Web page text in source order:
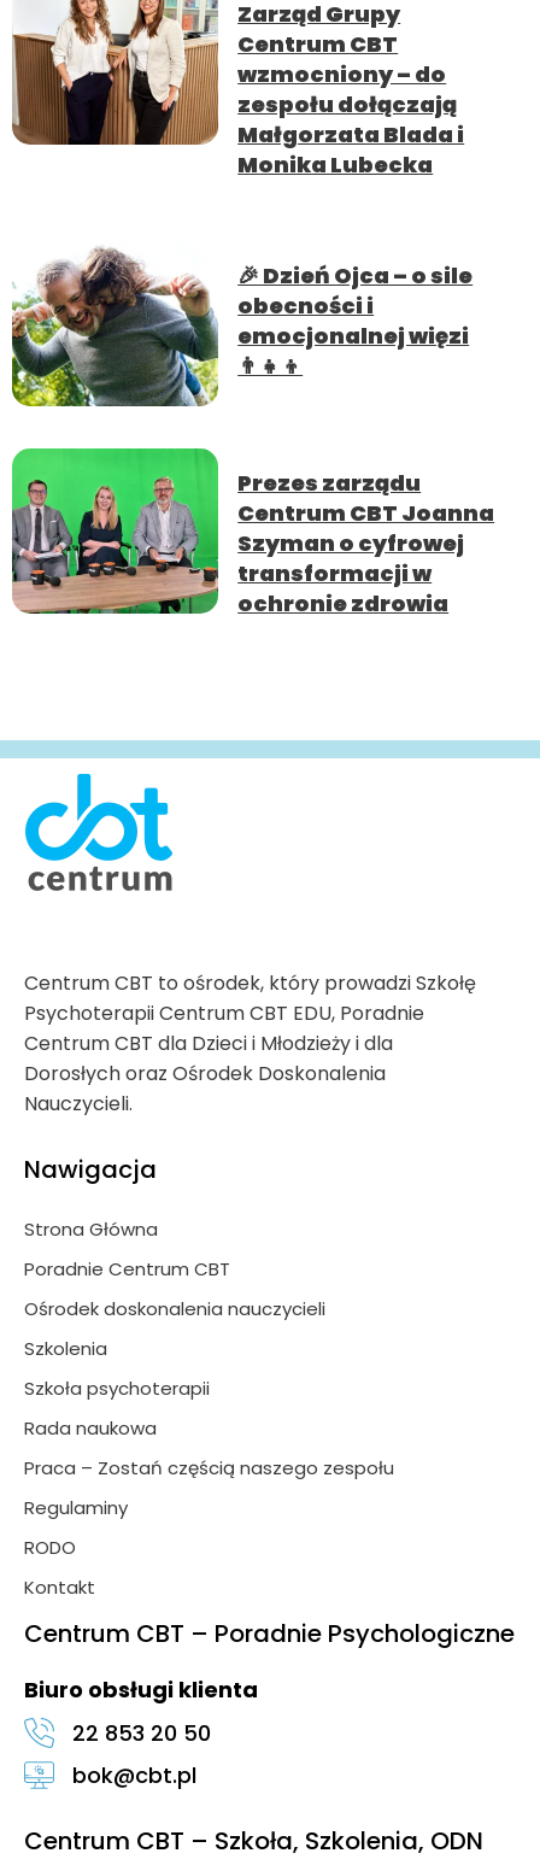
Zarząd Grupy
Centrum CBT
wzmocniony – do
zespołu dołączają
Małgorzata Blada i
Monika Lubecka
🎉 Dzień Ojca – o sile
obecności i
emocjonalnej więzi
👨‍👧‍👦
Prezes zarządu
Centrum CBT Joanna
Szyman o cyfrowej
transformacji w
ochronie zdrowia
Centrum CBT to ośrodek, który prowadzi Szkołę
Psychoterapii Centrum CBT EDU, Poradnie
Centrum CBT dla Dzieci i Młodzieży i dla
Dorosłych oraz Ośrodek Doskonalenia
Nauczycieli.
Nawigacja
Strona Główna
Poradnie Centrum CBT
Ośrodek doskonalenia nauczycieli
Szkolenia
Szkoła psychoterapii
Rada naukowa
Praca – Zostań częścią naszego zespołu
Regulaminy
RODO
Kontakt
Centrum CBT – Poradnie Psychologiczne
Biuro obsługi klienta
22 853 20 50
bok@cbt.pl
Centrum CBT – Szkoła, Szkolenia, ODN